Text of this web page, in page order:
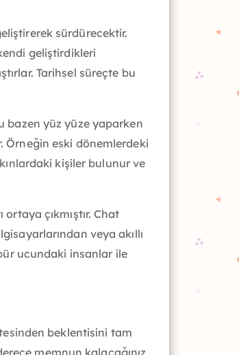
sürdürecektir.
geliştirdikleri
Tarihsel süreçte bu
bazen yüz yüze yaparken
Örneğin eski dönemlerdeki
kişiler bulunur ve
çıkmıştır. Chat
veya akıllı
ucundaki insanlar ile
beklentisini tam
memnun kalacağınız